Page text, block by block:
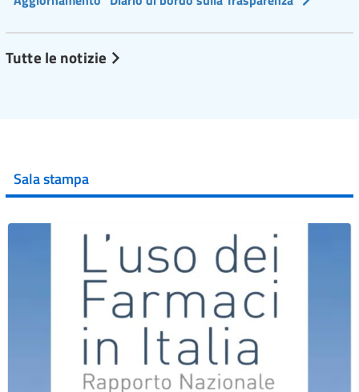
Tutte le notizie
Sala stampa